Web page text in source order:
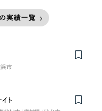
の実績一覧
市
ト